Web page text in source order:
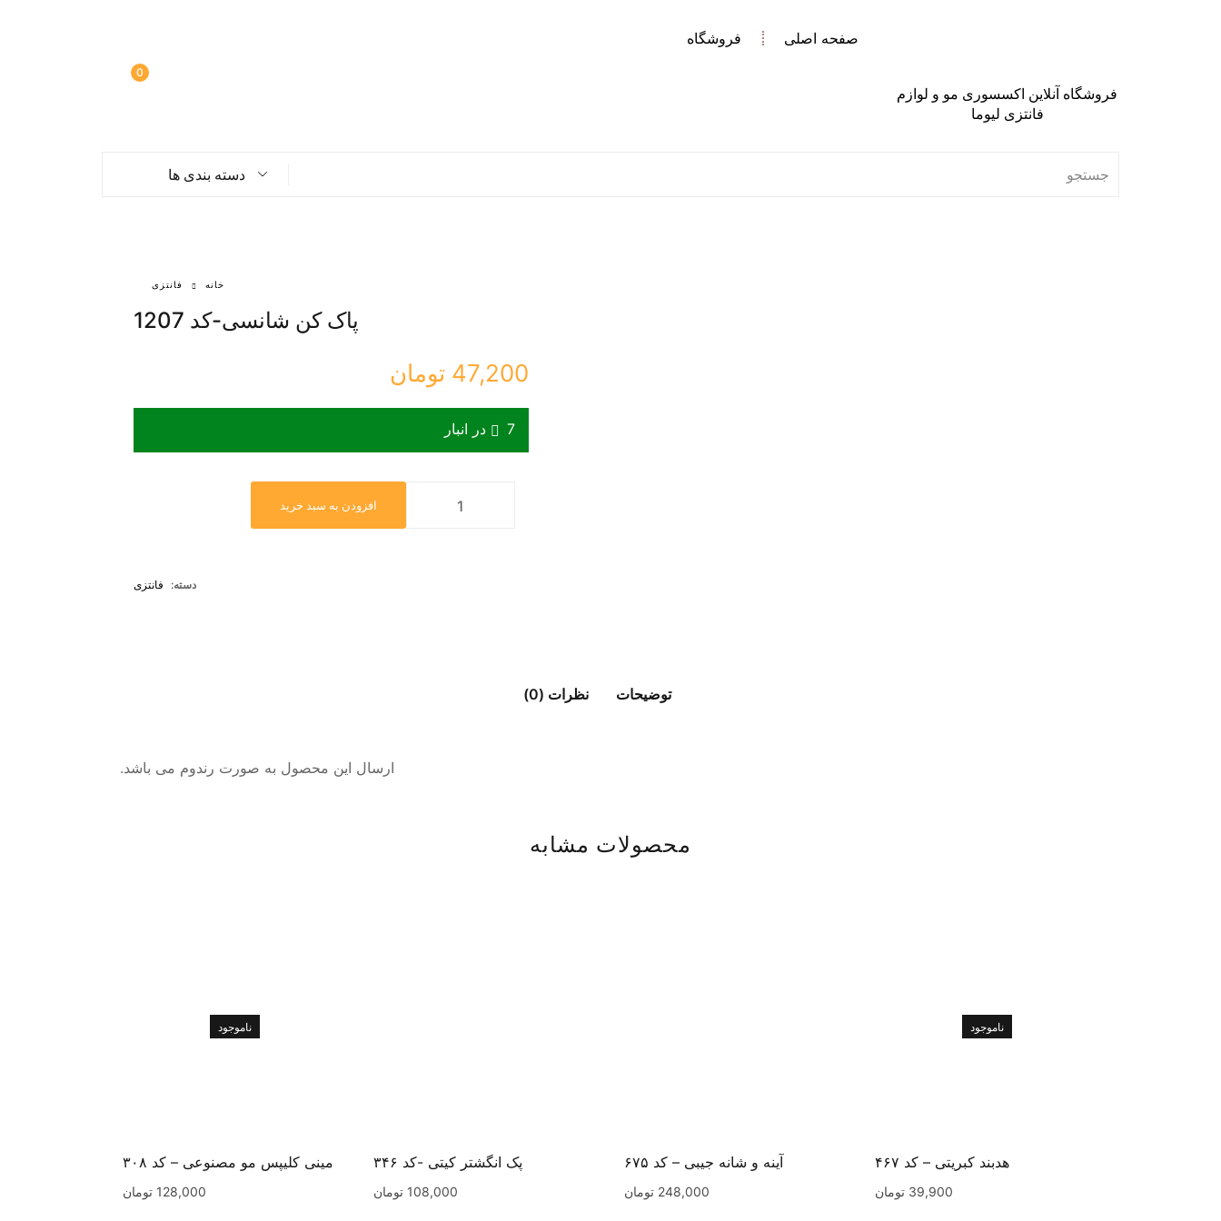
فروشگاه آنلاین اکسسوری مو و لوازم
فانتزی لیوما
صفحه اصلی فروشگاه
0
دسته بندی ها
خانه فانتزی
پاک کن شانسی-کد 1207
47,200 تومان
7 در انبار
افزودن به سبد خرید
دسته: فانتزی
توضیحات نظرات (0)
ارسال این محصول به صورت رندوم می باشد.
محصولات مشابه
ناموجود
هدبند کبریتی – کد ۴۶۷
39,900 تومان
آینه و شانه جیبی – کد ۶۷۵
248,000 تومان
پک انگشتر کیتی -کد ۳۴۶
108,000 تومان
ناموجود
مینی کلیپس مو مصنوعی – کد ۳۰۸
128,000 تومان